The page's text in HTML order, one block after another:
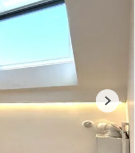
Next